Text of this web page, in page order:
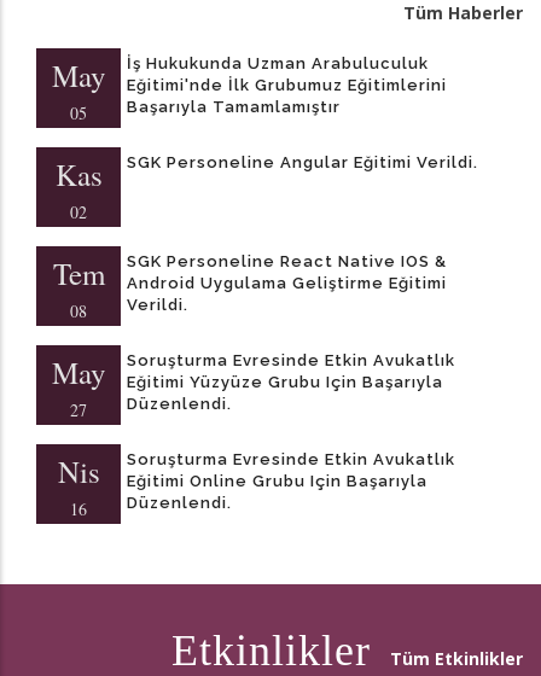
Tüm Haberler
May
05
İş Hukukunda Uzman Arabuluculuk
Eğitimi'nde İlk Grubumuz Eğitimlerini
Başarıyla Tamamlamıştır
Kas
02
SGK Personeline Angular Eğitimi Verildi.
Tem
08
SGK Personeline React Native IOS &
Android Uygulama Geliştirme Eğitimi
Verildi.
May
27
Soruşturma Evresinde Etkin Avukatlık
Eğitimi Yüzyüze Grubu Için Başarıyla
Düzenlendi.
Nis
16
Soruşturma Evresinde Etkin Avukatlık
Eğitimi Online Grubu Için Başarıyla
Düzenlendi.
Etkinlikler Tüm Etkinlikler